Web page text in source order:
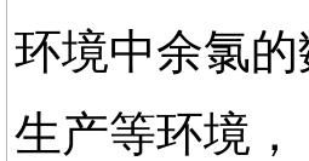
环境中余氯
生产等环境，